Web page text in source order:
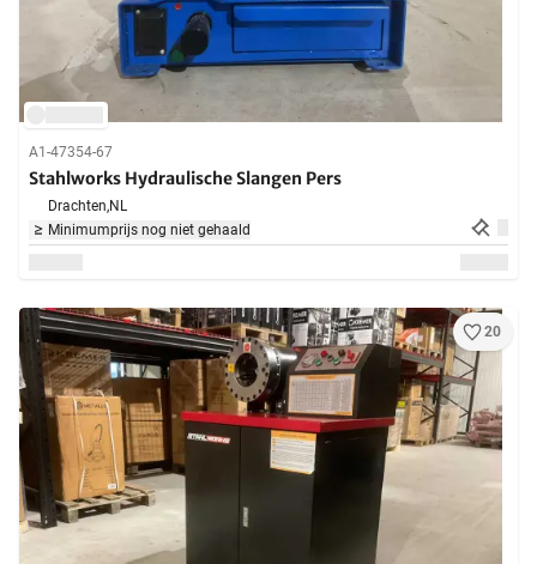
A1-47354-67
Stahlworks Hydraulische Slangen Pers
Drachten,NL
Minimumprijs nog niet gehaald
20